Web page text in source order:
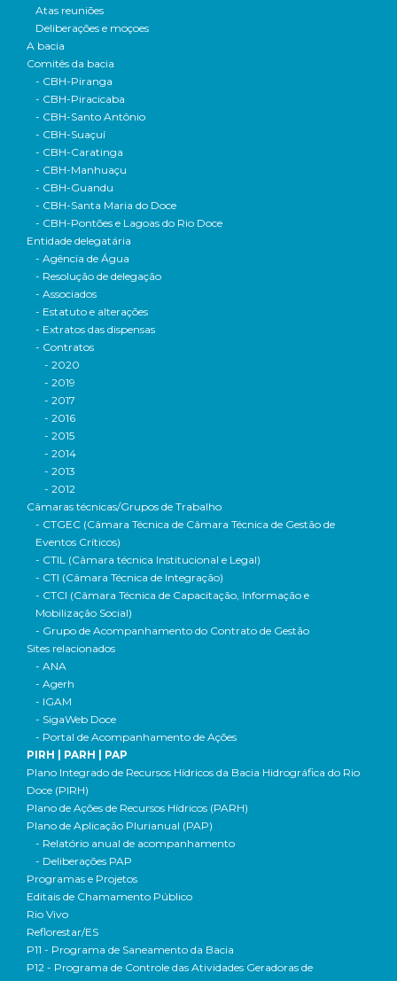
Atas reuniões
Deliberações e moçoes
A bacia
Comitês da bacia
- CBH-Piranga
- CBH-Piracicaba
- CBH-Santo Antônio
- CBH-Suaçuí
- CBH-Caratinga
- CBH-Manhuaçu
- CBH-Guandu
- CBH-Santa Maria do Doce
- CBH-Pontões e Lagoas do Rio Doce
Entidade delegatária
- Agência de Água
- Resolução de delegação
- Associados
- Estatuto e alterações
- Extratos das dispensas
- Contratos
- 2020
- 2019
- 2017
- 2016
- 2015
- 2014
- 2013
- 2012
Câmaras técnicas/Grupos de Trabalho
- CTGEC (Câmara Técnica de Câmara Técnica de Gestão de
Eventos Críticos)
- CTIL (Câmara técnica Institucional e Legal)
- CTI (Câmara Técnica de Integração)
- CTCI (Câmara Técnica de Capacitação, Informação e
Mobilização Social)
- Grupo de Acompanhamento do Contrato de Gestão
Sites relacionados
- ANA
- Agerh
- IGAM
- SigaWeb Doce
- Portal de Acompanhamento de Ações
PIRH | PARH | PAP
Plano Integrado de Recursos Hídricos da Bacia Hidrográfica do Rio
Doce (PIRH)
Plano de Ações de Recursos Hídricos (PARH)
Plano de Aplicação Plurianual (PAP)
- Relatório anual de acompanhamento
- Deliberações PAP
Programas e Projetos
Editais de Chamamento Público
Rio Vivo
Reflorestar/ES
P11 - Programa de Saneamento da Bacia
P12 - Programa de Controle das Atividades Geradoras de